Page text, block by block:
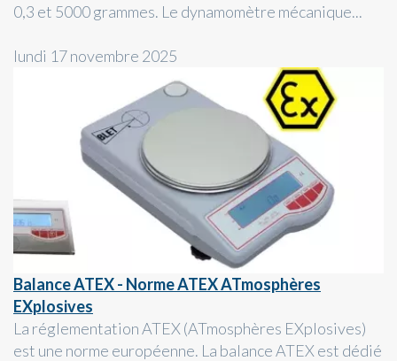
0,3 et 5000 grammes. Le dynamomètre mécanique...
lundi 17 novembre 2025
Balance ATEX - Norme ATEX ATmosphères
EXplosives
La réglementation ATEX (ATmosphères EXplosives)
est une norme européenne. La balance ATEX est dédié